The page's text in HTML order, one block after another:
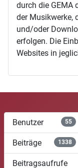
durch die GEMA
der Musikwerke,
und/oder
erfolgen. Die
Websites in
Benutzer 55
Beiträge 1338
Beitragsaufrufe